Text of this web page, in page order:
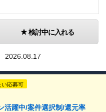
検討中に入れる
2026.08.17
い応募可
活躍中/案件選択制/還元率